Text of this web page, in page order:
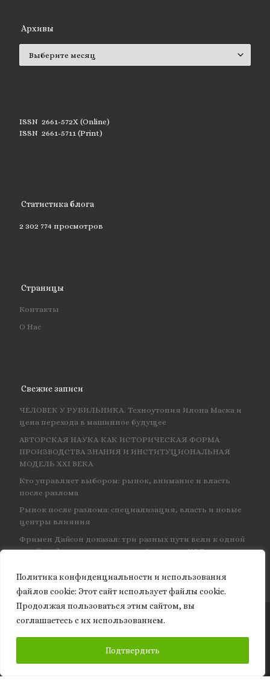
Политика конфиденциальности и использования
файлов сookie: Этот сайт использует файлы cookie.
Продолжая пользоваться этим сайтом, вы
соглашаетесь с их использованием.
Подтвердить
Архивы
ISSN 2661-572X (Online)
ISSN 2661-5711 (Print)
Статистика блога
2 302 774 просмотров
Страницы
Контакты
О Нас
Свежие записи
ЧЕЛОВЕК У РУБИЛЬНИКА. Техноутопия Илона Маска и
цена перехода в машинное будущее
АВТОРСКАЯ НАУКА КАК ИСТОРИЧЕСКАЯ ФОРМА
ПРОИЗВОДСТВА ЗНАНИЯ И ИНСТИТУЦИОНАЛЬНАЯ
МОДЕЛЬ XXI ВЕКА
Кто управляет выбором: рынок, внимание и власть
после разлома
Рынок после разлома: специализация, власть и новые
центры влияния
Фримен Дайсон доказал: три разных пути вели к одной
и той же физике — и навсегда объединил КЭД
© 2026Granite of science– Все права защищены